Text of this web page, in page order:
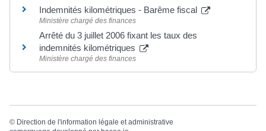
Indemnités kilométriques - Barême fiscal
Ministère chargé des finances
Arrêté du 3 juillet 2006 fixant les taux des
indemnités kilométriques
Ministère chargé des finances
© Direction de l'information légale et administrative